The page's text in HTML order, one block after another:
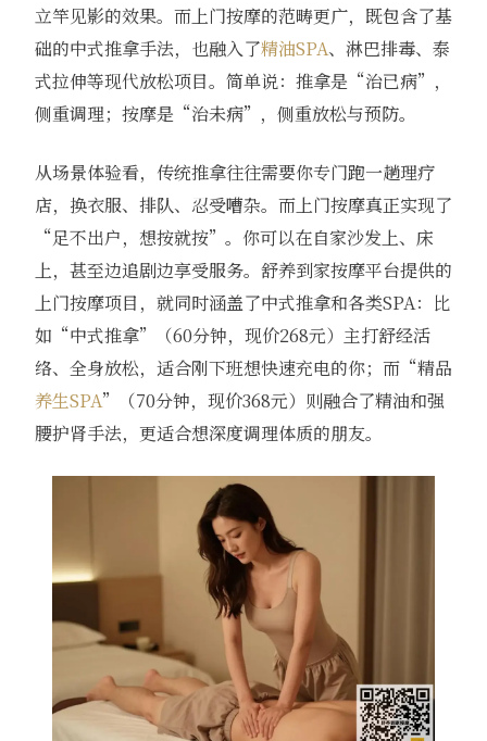
立竿见影的效果。而上门按摩的范畴更广，既包含了基
础的中式推拿手法，也融入了精油SPA、淋巴排毒、泰
式拉伸等现代放松项目。简单说：推拿是“治已病”，
侧重调理；按摩是“治未病”，侧重放松与预防。
从场景体验看，传统推拿往往需要你专门跑一趟理疗
店，换衣服、排队、忍受嘈杂。而上门按摩真正实现了
“足不出户，想按就按”。你可以在自家沙发上、床
上，甚至边追剧边享受服务。舒养到家按摩平台提供的
上门按摩项目，就同时涵盖了中式推拿和各类SPA：比
如“中式推拿”（60分钟，现价268元）主打舒经活
络、全身放松，适合刚下班想快速充电的你；而“精品
养生SPA”（70分钟，现价368元）则融合了精油和强
腰护肾手法，更适合想深度调理体质的朋友。